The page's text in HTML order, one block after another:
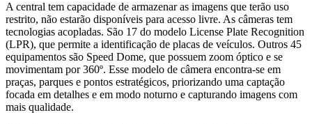
A central tem capacidade de armazenar as imagens que terão uso
restrito, não estarão disponíveis para acesso livre. As câmeras tem
tecnologias acopladas. São 17 do modelo License Plate Recognition
(LPR), que permite a identificação de placas de veículos. Outros 45
equipamentos são Speed Dome, que possuem zoom óptico e se
movimentam por 360º. Esse modelo de câmera encontra-se em
praças, parques e pontos estratégicos, priorizando uma captação
focada em detalhes e em modo noturno e capturando imagens com
mais qualidade.